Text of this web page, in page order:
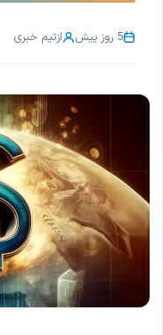
5 روز پیش ازتیم خبری